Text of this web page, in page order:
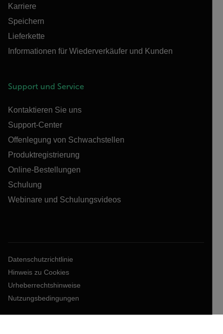
Karriere
Speichern
Lieferkette
Informationen für Wiederverkäufer und Kunden
Support und Service
Kontaktieren Sie uns
Support-Center
Offenlegung von Schwachstellen
Produktregistrierung
Online-Bestellungen
Schulung
Webinare und Schulungsvideos
Datenschutzrichtlinie
Hinweis zu Cookies
Urheberrechtshinweise
Nutzungsbedingungen